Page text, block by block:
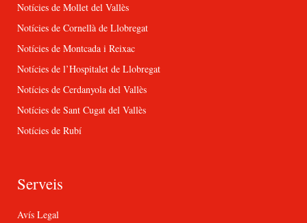
Notícies de Mollet del Vallès
Notícies de Cornellà de Llobregat
Notícies de Montcada i Reixac
Notícies de l’Hospitalet de Llobregat
Notícies de Cerdanyola del Vallès
Notícies de Sant Cugat del Vallès
Notícies de Rubí
Serveis
Avís Legal